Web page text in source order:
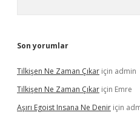
Son yorumlar
Tilkişen Ne Zaman Çıkar için admin
Tilkişen Ne Zaman Çıkar için Emre
Aşırı Egoist Insana Ne Denir için